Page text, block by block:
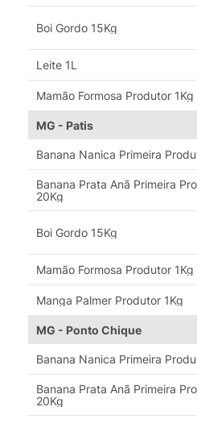
Boi Gordo 15Kg
Leite 1L
Mamão Formosa Produtor 1Kg
MG - Patis
Banana Nanica Primeira
Banana Prata Anã Primeira
20Kg
Boi Gordo 15Kg
Mamão Formosa Produtor 1Kg
Manga Palmer Produtor 1Kg
MG - Ponto Chique
Banana Nanica Primeira
Banana Prata Anã Primeira
20Kg